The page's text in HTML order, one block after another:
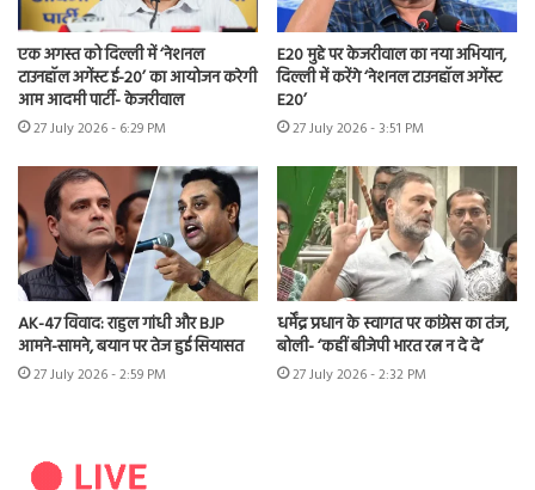
एक अगस्त को दिल्ली में ‘नेशनल
टाउनहॉल अगेंस्ट ई-20’ का आयोजन करेगी
आम आदमी पार्टी- केजरीवाल
27 July 2026 - 6:29 PM
E20 मुद्दे पर केजरीवाल का नया अभियान,
दिल्ली में करेंगे ‘नेशनल टाउनहॉल अगेंस्ट
E20’
27 July 2026 - 3:51 PM
AK-47 विवाद: राहुल गांधी और BJP
आमने-सामने, बयान पर तेज हुई सियासत
27 July 2026 - 2:59 PM
धर्मेंद्र प्रधान के स्वागत पर कांग्रेस का तंज,
बोली- ‘कहीं बीजेपी भारत रत्न न दे दे’
27 July 2026 - 2:32 PM